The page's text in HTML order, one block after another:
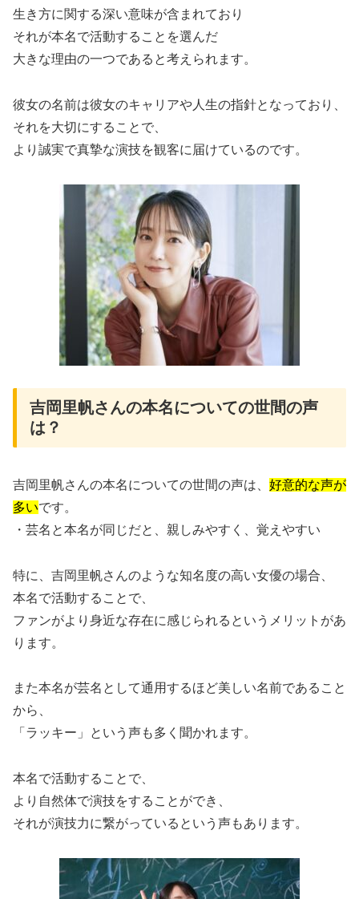
生き方に関する深い意味が含まれており
それが本名で活動することを選んだ
大きな理由の一つであると考えられます。
彼女の名前は彼女のキャリアや人生の指針となっており、
それを大切にすることで、
より誠実で真摯な演技を観客に届けているのです。
吉岡里帆さんの本名についての世間の声
は？
吉岡里帆さんの本名についての世間の声は、 好意的な声が
多いです。
・芸名と本名が同じだと、親しみやすく、覚えやすい
特に、吉岡里帆さんのような知名度の高い女優の場合、
本名で活動することで、
ファンがより身近な存在に感じられるというメリットがあ
ります。
また本名が芸名として通用するほど美しい名前であること
から、
「ラッキー」という声も多く聞かれます。
本名で活動することで、
より自然体で演技をすることができ、
それが演技力に繋がっているという声もあります。